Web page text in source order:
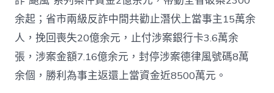
余
人，
S
包
養
經
歷
余起；省市兩級反詐中間共勸止潛伏上當事主15萬余
人，挽回喪失20億余元，止付涉案銀行卡3.6萬余
張，涉案金額7.16億余元，封停涉案德律風號碼8萬
余個，勝利為事主返還上當資金近8500萬元。